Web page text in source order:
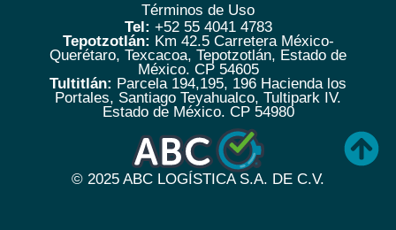
Términos de Uso
Tel: +52 55 4041 4783
Tepotzotlán: Km 42.5 Carretera México-
Querétaro, Texcacoa, Tepotzotlán, Estado de
México. CP 54605
Tultitlán: Parcela 194,195, 196 Hacienda los
Portales, Santiago Teyahualco, Tultipark IV.
Estado de México. CP 54980
© 2025 ABC LOGÍSTICA S.A. DE C.V.